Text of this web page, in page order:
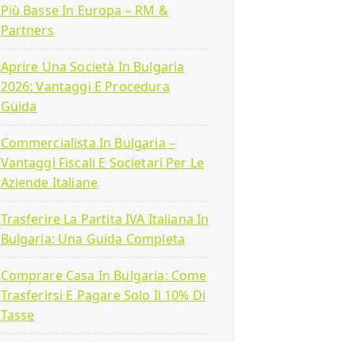
Più Basse In Europa – RM &
Partners
Aprire Una Società In Bulgaria
2026: Vantaggi E Procedura
Guida
Commercialista In Bulgaria –
Vantaggi Fiscali E Societari Per Le
Aziende Italiane
Trasferire La Partita IVA Italiana In
Bulgaria: Una Guida Completa
Comprare Casa In Bulgaria: Come
Trasferirsi E Pagare Solo Il 10% Di
Tasse